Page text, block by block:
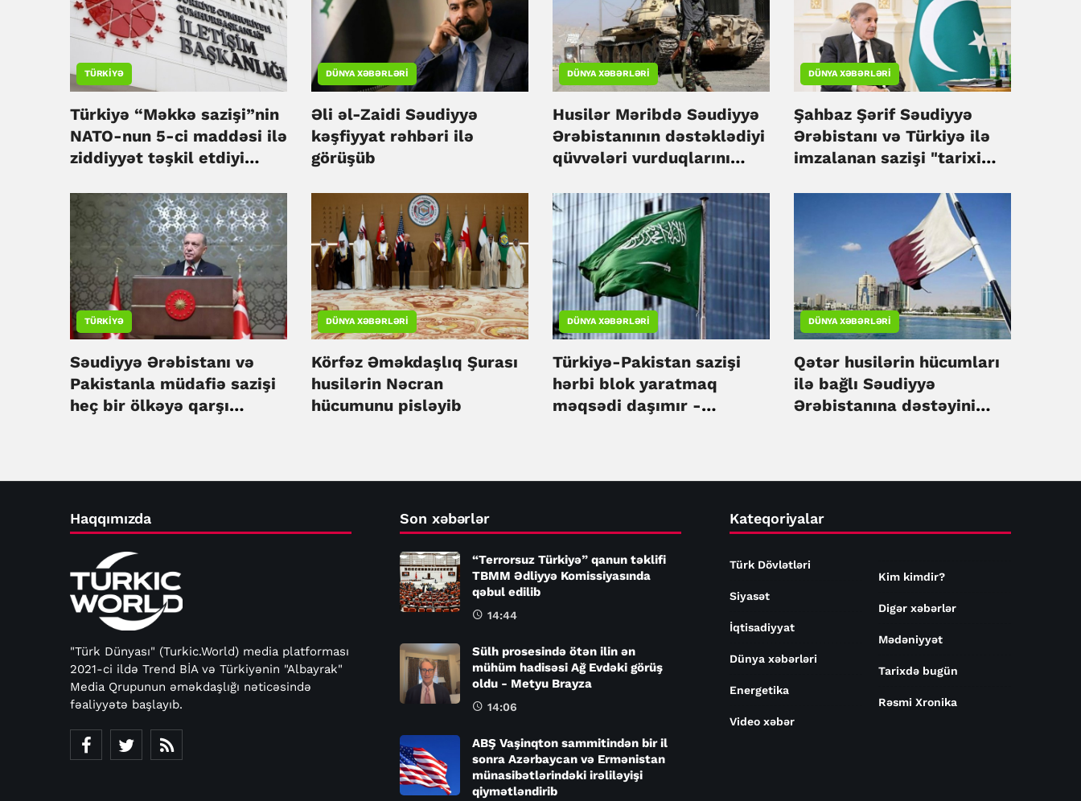
TÜRKIYƏ
Türkiyə “Məkkə sazişi”nin
NATO-nun 5-ci maddəsi ilə
ziddiyyət təşkil etdiyi
DÜNYA XƏBƏRLƏRI
Əli əl-Zaidi Səudiyyə
kəşfiyyat rəhbəri ilə
görüşüb
DÜNYA XƏBƏRLƏRI
Husilər Məribdə Səudiyyə
Ərəbistanının dəstəklədiyi
qüvvələri vurduqlarını
DÜNYA XƏBƏRLƏRI
Şahbaz Şərif Səudiyyə
Ərəbistanı və Türkiyə ilə
imzalanan sazişi "tarixi
TÜRKIYƏ
Səudiyyə Ərəbistanı və
Pakistanla müdafiə sazişi
heç bir ölkəyə qarşı
DÜNYA XƏBƏRLƏRI
Körfəz Əməkdaşlıq Şurası
husilərin Nəcran
hücumunu pisləyib
DÜNYA XƏBƏRLƏRI
Türkiyə-Pakistan sazişi
hərbi blok yaratmaq
məqsədi daşımır -
DÜNYA XƏBƏRLƏRI
Qətər husilərin hücumları
ilə bağlı Səudiyyə
Ərəbistanına dəstəyini
Haqqımızda
"Türk Dünyası" (Turkic.World) media platforması
2021-ci ildə Trend BİA və Türkiyənin "Albayrak"
Media Qrupunun əməkdaşlığı nəticəsində
fəaliyyətə başlayıb.
Son xəbərlər
“Terrorsuz Türkiyə” qanun təklifi
TBMM Ədliyyə Komissiyasında
qəbul edilib
14:44
Sülh prosesində ötən ilin ən
mühüm hadisəsi Ağ Evdəki görüş
oldu - Metyu Brayza
14:06
ABŞ Vaşinqton sammitindən bir il
sonra Azərbaycan və Ermənistan
münasibətlərindəki irəliləyişi
qiymətləndirib
Kateqoriyalar
Türk Dövlətləri
Siyasət
İqtisadiyyat
Dünya xəbərləri
Energetika
Video xəbər
Kim kimdir?
Digər xəbərlər
Mədəniyyət
Tarixdə bugün
Rəsmi Xronika